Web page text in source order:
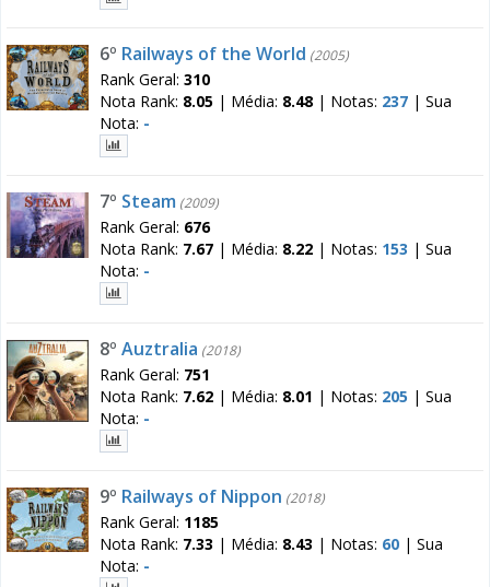
6º Railways of the World (2005)
Rank Geral: 310
Nota Rank: 8.05 | Média: 8.48 | Notas: 237 | Sua
Nota: -
7º Steam (2009)
Rank Geral: 676
Nota Rank: 7.67 | Média: 8.22 | Notas: 153 | Sua
Nota: -
8º Auztralia (2018)
Rank Geral: 751
Nota Rank: 7.62 | Média: 8.01 | Notas: 205 | Sua
Nota: -
9º Railways of Nippon (2018)
Rank Geral: 1185
Nota Rank: 7.33 | Média: 8.43 | Notas: 60 | Sua
Nota: -